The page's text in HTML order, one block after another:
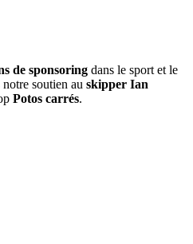
de sponsoring dans le sport et le
soutien au skipper Ian
Potos carrés.